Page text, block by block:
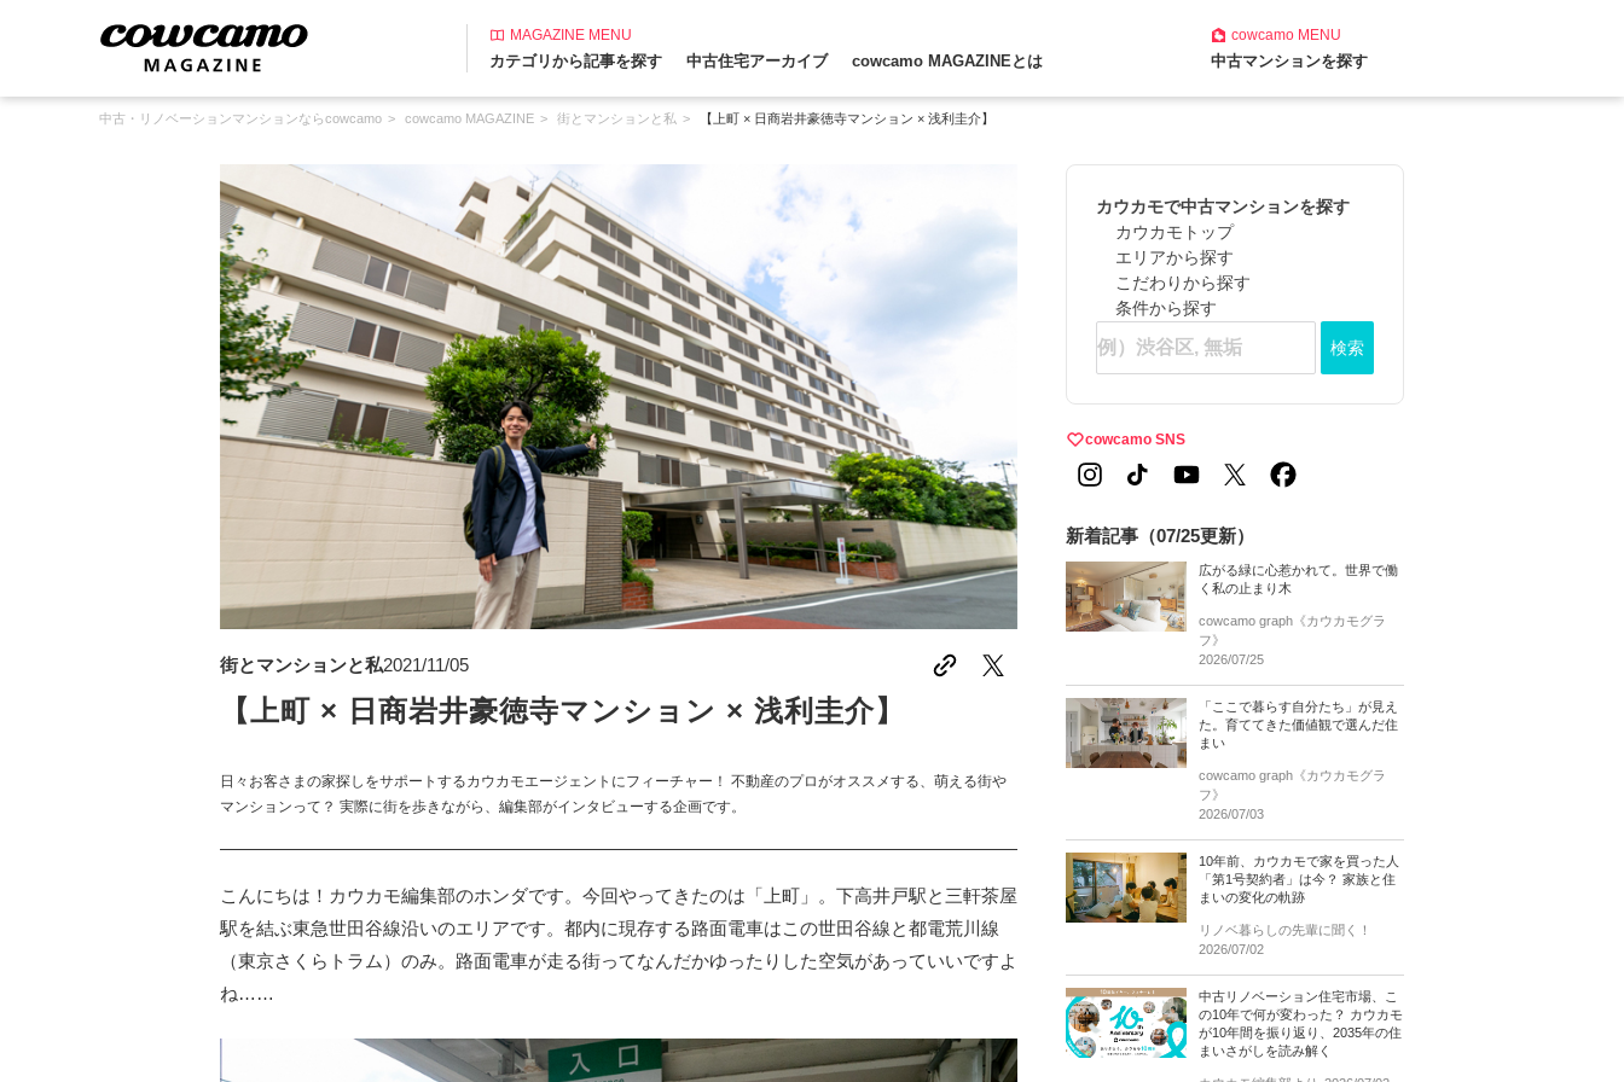
MAGAZINE MENU
カテゴリから記事を探す 中古住宅アーカイブ cowcamo MAGAZINEとは
cowcamoMENU
中古マンションを探す
中古・リノベーションマンションならcowcamo cowcamo MAGAZINE 街とマンションと私 【上町 × 日商岩井豪徳寺マンション × 浅利圭介】
街とマンションと私2021/11/05
【上町 × 日商岩井豪徳寺マンション × 浅利圭介】
日々お客さまの家探しをサポートするカウカモエージェントにフィーチャー！ 不動産のプロがオススメする、萌える街や
マンションって？ 実際に街を歩きながら、編集部がインタビューする企画です。
こんにちは！カウカモ編集部のホンダです。今回やってきたのは「上町」。下高井戸駅と三軒茶屋
駅を結ぶ東急世田谷線沿いのエリアです。都内に現存する路面電車はこの世田谷線と都電荒川線
（東京さくらトラム）のみ。路面電車が走る街ってなんだかゆったりした空気があっていいですよ
ね……
カウカモで中古マンションを探す
カウカモトップ
エリアから探す
こだわりから探す
条件から探す
検索
cowcamo SNS
新着記事（07/25更新）
広がる緑に心惹かれて。世界で働
く私の止まり木
cowcamo graph《カウカモグラ
フ》
2026/07/25
「ここで暮らす自分たち」が見え
た。育ててきた価値観で選んだ住
まい
cowcamo graph《カウカモグラ
フ》
2026/07/03
10年前、カウカモで家を買った人
「第1号契約者」は今？ 家族と住
まいの変化の軌跡
リノベ暮らしの先輩に聞く！
2026/07/02
中古リノベーション住宅市場、こ
の10年で何が変わった？ カウカモ
が10年間を振り返り、2035年の住
まいさがしを読み解く